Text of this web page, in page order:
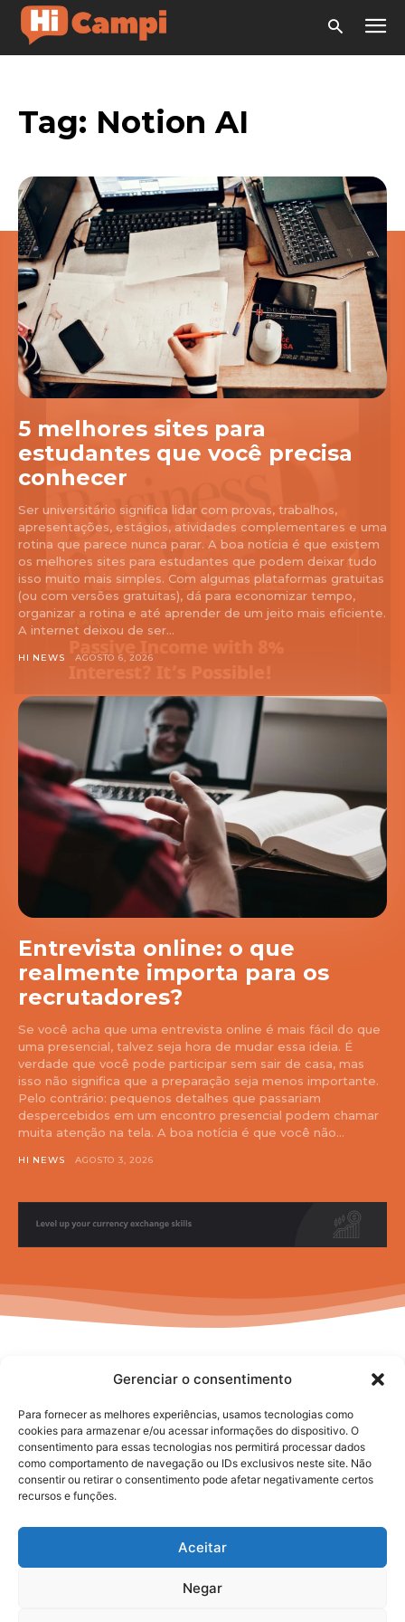
Gerenciar o consentimento
Para fornecer as melhores experiências, usamos tecnologias como
cookies para armazenar e/ou acessar informações do dispositivo. O
consentimento para essas tecnologias nos permitirá processar dados
como comportamento de navegação ou IDs exclusivos neste site. Não
consentir ou retirar o consentimento pode afetar negativamente certos
recursos e funções.
Aceitar
Negar
Tag: Notion AI
5 melhores sites para
estudantes que você precisa
conhecer
Ser universitário significa lidar com provas, trabalhos,
apresentações, estágios, atividades complementares e uma
rotina que parece nunca parar. A boa notícia é que existem
os melhores sites para estudantes que podem deixar tudo
isso muito mais simples. Com algumas plataformas gratuitas
(ou com versões gratuitas), dá para economizar tempo,
organizar a rotina e até aprender de um jeito mais eficiente.
A internet deixou de ser...
HI NEWS AGOSTO 6, 2026
Entrevista online: o que
realmente importa para os
recrutadores?
Se você acha que uma entrevista online é mais fácil do que
uma presencial, talvez seja hora de mudar essa ideia. É
verdade que você pode participar sem sair de casa, mas
isso não significa que a preparação seja menos importante.
Pelo contrário: pequenos detalhes que passariam
despercebidos em um encontro presencial podem chamar
muita atenção na tela. A boa notícia é que você não...
HI NEWS AGOSTO 3, 2026
No posts to display